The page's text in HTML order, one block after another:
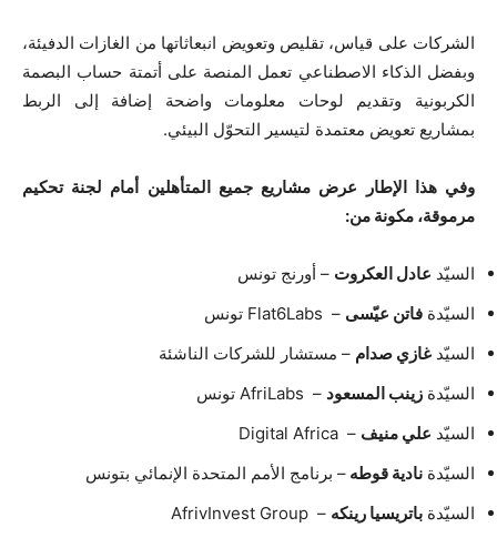
الشركات على قياس، تقليص وتعويض انبعاثاتها من الغازات الدفيئة،
وبفضل الذكاء الاصطناعي تعمل المنصة على أتمتة حساب البصمة
الكربونية وتقديم لوحات معلومات واضحة إضافة إلى الربط
بمشاريع تعويض معتمدة لتيسير التحوّل البيئي.
وفي هذا الإطار عرض مشاريع جميع المتأهلين أمام لجنة تحكيم
مرموقة، مكونة من:
السيّد عادل العكروت – أورنج تونس
السيّدة فاتن عيّسى – Flat6Labs تونس
السيّد غازي صدام – مستشار للشركات الناشئة
السيّدة زينب المسعود – AfriLabs تونس
السيّد علي منيف – Digital Africa
السيّدة نادية قوطه – برنامج الأمم المتحدة الإنمائي بتونس
السيّدة باتريسيا رينكه – AfrivInvest Group